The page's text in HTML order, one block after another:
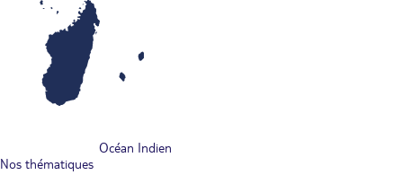
Océan Indien
Nos thématiques